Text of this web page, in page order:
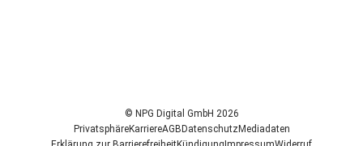
© NPG Digital GmbH 2026
PrivatsphäreKarriereAGBDatenschutzMediadaten